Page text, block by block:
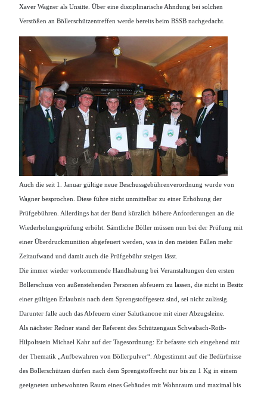
Xaver Wagner als Unsitte. Über eine disziplinarische Ahndung bei solchen
Verstößen an Böllerschützentreffen werde bereits beim BSSB nachgedacht.
Auch die seit 1. Januar gültige neue Beschussgebührenverordnung wurde von
Wagner besprochen. Diese führe nicht unmittelbar zu einer Erhöhung der
Prüfgebühren. Allerdings hat der Bund kürzlich höhere Anforderungen an die
Wiederholungsprüfung erhöht. Sämtliche Böller müssen nun bei der Prüfung mit
einer Überdruckmunition abgefeuert werden, was in den meisten Fällen mehr
Zeitaufwand und damit auch die Prüfgebühr steigen lässt.
Die immer wieder vorkommende Handhabung bei Veranstaltungen den ersten
Böllerschuss von außenstehenden Personen abfeuern zu lassen, die nicht in Besitz
einer gültigen Erlaubnis nach dem Sprengstoffgesetz sind, sei nicht zulässig.
Darunter falle auch das Abfeuern einer Salutkanone mit einer Abzugsleine.
Als nächster Redner stand der Referent des Schützengaus Schwabach-Roth-
Hilpoltstein Michael Kahr auf der Tagesordnung: Er befasste sich eingehend mit
der Thematik „Aufbewahren von Böllerpulver“. Abgestimmt auf die Bedürfnisse
des Böllerschützen dürfen nach dem Sprengstoffrecht nur bis zu 1 Kg in einem
geeigneten unbewohnten Raum eines Gebäudes mit Wohnraum und maximal bis